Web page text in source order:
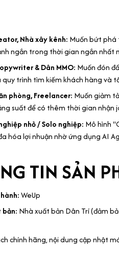
Nhà xây kênh: Muốn bứt phá
ngắn trong thời gian ngắn nhất
& Dân MMO: Muốn đón
trình tìm kiếm khách hàng và
phòng, Freelancer: Muốn giảm
suất để có thêm thời gian nhận
nhỏ / Solo nghiệp: Mô hình
hóa lợi nhuận nhờ ứng dụng AI
TIN SẢN
WeUp
Nhà xuất bản Dân Trí (đảm
chính hãng, nội dung cập nhật